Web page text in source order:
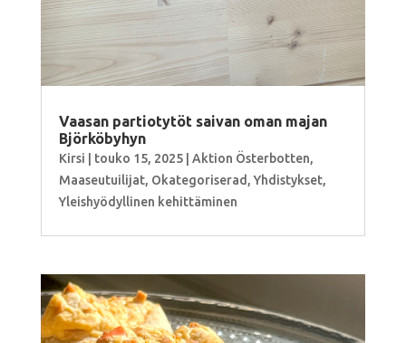
Vaasan partiotytöt saivan oman majan
Björköbyhyn
Kirsi touko 15, 2025| Aktion Österbotten,
Maaseutuilijat, Okategoriserad,Yhdistykset,
Yleishyödyllinen kehittäminen